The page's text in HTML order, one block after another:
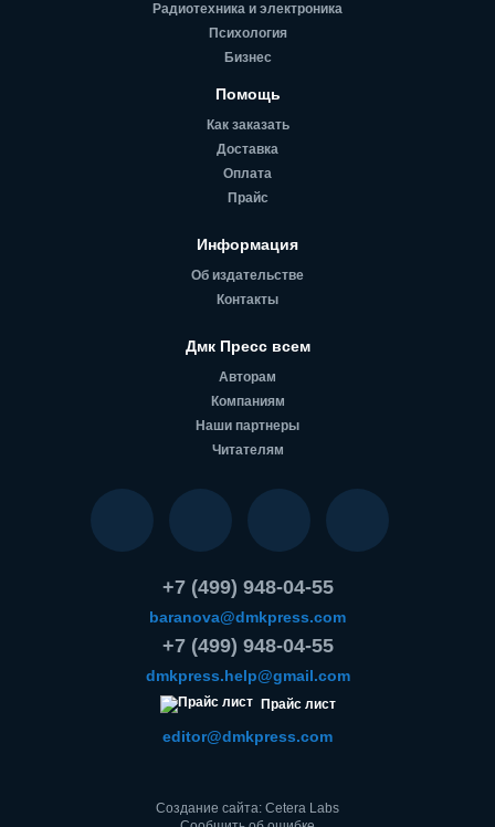
Радиотехника и электроника
Психология
Бизнес
Помощь
Как заказать
Доставка
Оплата
Прайс
Информация
Об издательстве
Контакты
Дмк Пресс всем
Авторам
Компаниям
Наши партнеры
Читателям
+7 (499) 948-04-55
baranova@dmkpress.com
+7 (499) 948-04-55
dmkpress.help@gmail.com
Прайс лист
editor@dmkpress.com
Создание сайта: Cetera Labs